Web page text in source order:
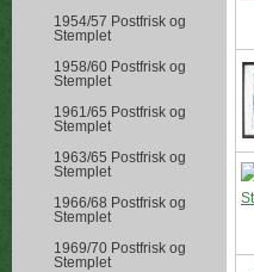
1954/57 Postfrisk og
Stemplet
1958/60 Postfrisk og
Stemplet
1961/65 Postfrisk og
Stemplet
1963/65 Postfrisk og
Stemplet
1966/68 Postfrisk og
Stemplet
1969/70 Postfrisk og
Stemplet